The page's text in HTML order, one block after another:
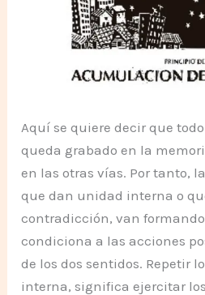
Aquí se quiere decir que
queda grabado en la
en las otras vías. Por tanto,
que dan unidad interna o
contradicción, van
condiciona a las acciones
de los dos sentidos. Repetir
interna, significa ejercitar